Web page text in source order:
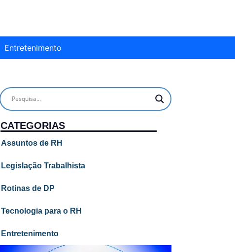
Entretenimento
CATEGORIAS
Assuntos de RH
Legislação Trabalhista
Rotinas de DP
Tecnologia para o RH
Entretenimento